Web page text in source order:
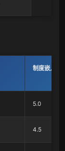
制度嵌入
5.0
4.5